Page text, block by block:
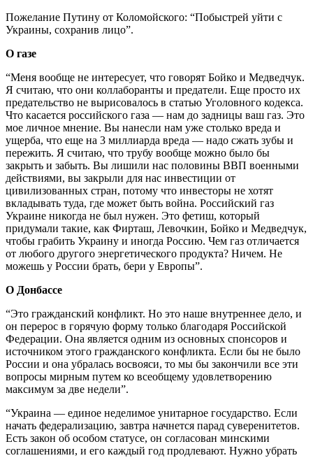
Пожелание Путину от Коломойского: “Побыстрей уйти с
Украины, сохранив лицо”.
О газе
“Меня вообще не интересует, что говорят Бойко и Медведчук.
Я считаю, что они коллаборанты и предатели. Еще просто их
предательство не вырисовалось в статью Уголовного кодекса.
Что касается российского газа — нам до задницы ваш газ. Это
мое личное мнение. Вы нанесли нам уже столько вреда и
ущерба, что еще на 3 миллиарда вреда — надо сжать зубы и
пережить. Я считаю, что трубу вообще можно было бы
закрыть и забыть. Вы лишили нас половины ВВП военными
действиями, вы закрыли для нас инвестиции от
цивилизованных стран, потому что инвесторы не хотят
вкладывать туда, где может быть война. Российский газ
Украине никогда не был нужен. Это фетиш, который
придумали такие, как Фирташ, Левочкин, Бойко и Медведчук,
чтобы грабить Украину и иногда Россию. Чем газ отличается
от любого другого энергетического продукта? Ничем. Не
можешь у России брать, бери у Европы”.
О Донбассе
“Это гражданский конфликт. Но это наше внутреннее дело, и
он перерос в горячую форму только благодаря Российской
Федерации. Она является одним из основных спонсоров и
источником этого гражданского конфликта. Если бы не было
России и она убралась восвояси, то мы бы закончили все эти
вопросы мирным путем ко всеобщему удовлетворению
максимум за две недели”.
“Украина — единое неделимое унитарное государство. Если
начать федерализацию, завтра начнется парад суверенитетов.
Есть закон об особом статусе, он согласован минскими
соглашениями, и его каждый год продлевают. Нужно убрать